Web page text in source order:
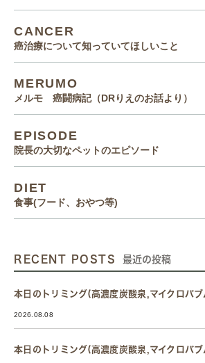
CANCER
癌治療について知っていてほしいこと
MERUMO
メルモ 癌闘病記（DRりえのお話より）
EPISODE
院長の大切なペットのエピソード
DIET
食事(フード、おやつ等)
RECENT POSTS 最近の投稿
本日のトリミング(高濃度炭酸泉,マイクロバブ
2026.08.08
本日のトリミング(高濃度炭酸泉,マイクロバブ